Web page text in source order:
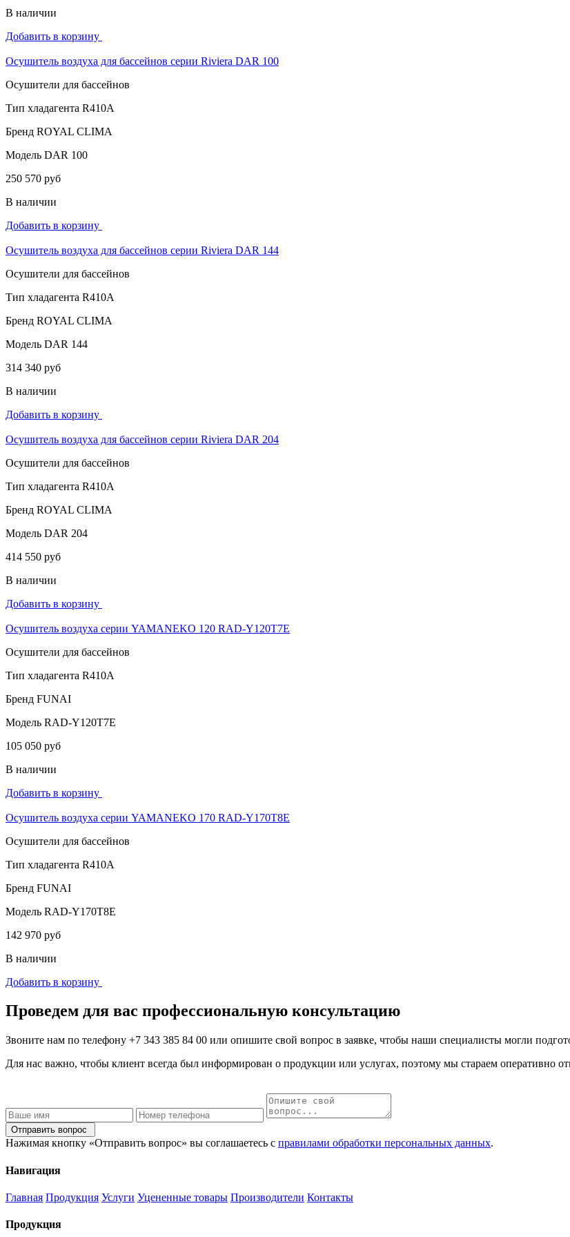
В наличии
Добавить в корзину
Осушитель воздуха для бассейнов cерии Riviera DAR 100
Осушители для бассейнов
Тип хладагента R410A
Бренд ROYAL CLIMA
Модель DAR 100
250 570 руб
В наличии
Добавить в корзину
Осушитель воздуха для бассейнов cерии Riviera DAR 144
Осушители для бассейнов
Тип хладагента R410A
Бренд ROYAL CLIMA
Модель DAR 144
314 340 руб
В наличии
Добавить в корзину
Осушитель воздуха для бассейнов cерии Riviera DAR 204
Осушители для бассейнов
Тип хладагента R410A
Бренд ROYAL CLIMA
Модель DAR 204
414 550 руб
В наличии
Добавить в корзину
Осушитель воздуха серии YAMANEKO 120 RAD-Y120T7E
Осушители для бассейнов
Тип хладагента R410A
Бренд FUNAI
Модель RAD-Y120T7E
105 050 руб
В наличии
Добавить в корзину
Осушитель воздуха серии YAMANEKO 170 RAD-Y170T8E
Осушители для бассейнов
Тип хладагента R410A
Бренд FUNAI
Модель RAD-Y170T8E
142 970 руб
В наличии
Добавить в корзину
Проведем для вас профессиональную консультацию
Звоните нам по телефону +7 343 385 84 00 или опишите свой вопрос в заявке, чтобы наши специалисты могли
Для нас важно, чтобы клиент всегда был информирован о продукции или услугах, поэтому мы стараем оперативно
Отправить вопрос
Нажимая кнопку «Отправить вопрос» вы соглашаетесь с правилами обработки персональных данных.
Навигация
Главная Продукция Услуги Уцененные товары Производители Контакты
Продукция